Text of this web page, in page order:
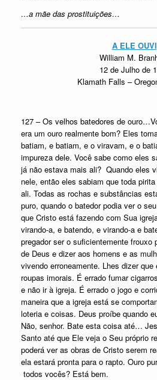
…a mãe das prostituições…
A ELE OUVI
William M.
12 de Julho de
Klamath Falls –
127 – Os velhos batedores de
era um ouro realmente bom? Eles
batiam, e batiam, e o viravam, e o
impureza dele. Você sabe como eles
já não estava mais ali? Quando eles
nele, então eles sabiam que toda
ali. Todas as rochas e substâncias
puro, quando o batedor podia ver o
que Cristo está fazendo com Sua
virando-a, e batendo, e virando-a e
pregador ser o suficientemente frouxo
de Deus e dizer aos homens e as
vivendo erroneamente. Lhes dizer que
roupas imorais. É errado fumar
e não ir à igreja. É errado o jogo e
maneira que a igreja está se
loteria e coisas. Deus proíbe quando
Não, senhor. Bate esta coisa até…
Santo até que Ele veja o Seu próprio
poderá ver as obras de Cristo serem
ela estará pronta para o rapto. Ouro
todos vocês? Está bem.